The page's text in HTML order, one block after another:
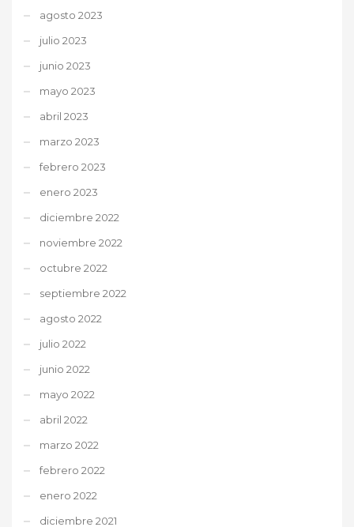
agosto 2023
julio 2023
junio 2023
mayo 2023
abril 2023
marzo 2023
febrero 2023
enero 2023
diciembre 2022
noviembre 2022
octubre 2022
septiembre 2022
agosto 2022
julio 2022
junio 2022
mayo 2022
abril 2022
marzo 2022
febrero 2022
enero 2022
diciembre 2021